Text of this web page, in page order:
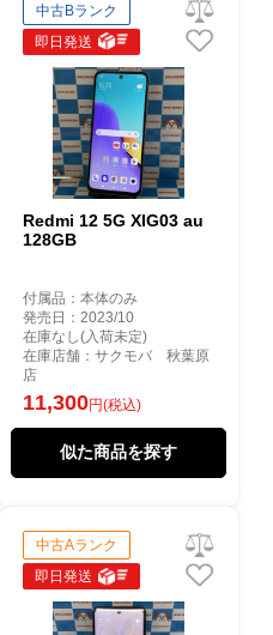
中古Bランク
即日発送
Redmi 12 5G XIG03 au
128GB
付属品：本体のみ
発売日：2023/10
在庫なし(入荷未定)
在庫店舗：サクモバ 秋葉原
店
11,300円(税込)
似た商品を探す
中古Aランク
即日発送